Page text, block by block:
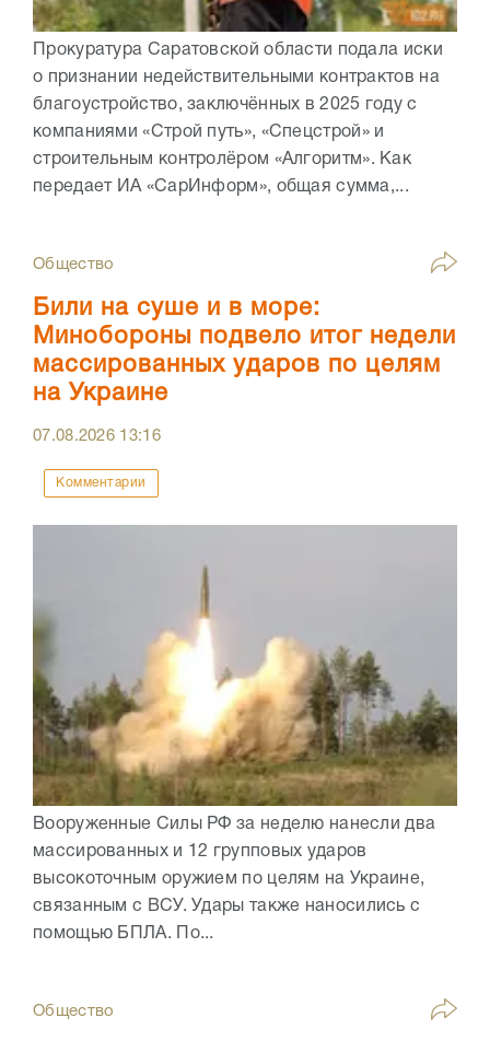
Прокуратура Саратовской области подала иски
о признании недействительными контрактов на
благоустройство, заключённых в 2025 году с
компаниями «Строй путь», «Спецстрой» и
строительным контролёром «Алгоритм». Как
передает ИА «СарИнформ», общая сумма,...
Общество
Били на суше и в море:
Минобороны подвело итог недели
массированных ударов по целям
на Украине
07.08.2026 13:16
Комментарии
Вооруженные Силы РФ за неделю нанесли два
массированных и 12 групповых ударов
высокоточным оружием по целям на Украине,
связанным с ВСУ. Удары также наносились с
помощью БПЛА. По...
Общество